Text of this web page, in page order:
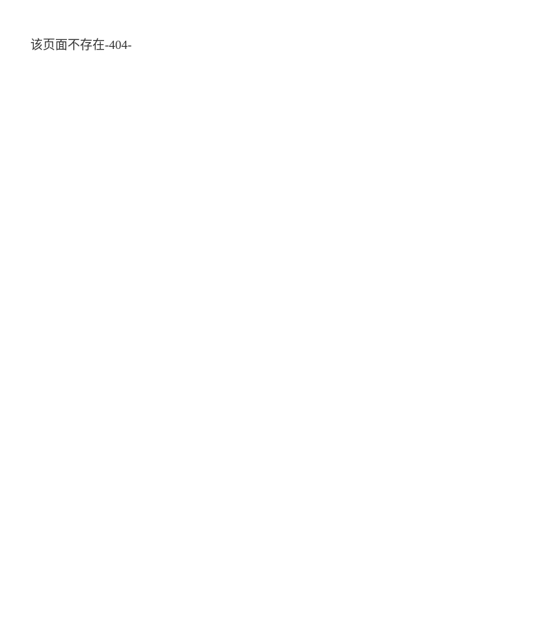
该页面不存在-404-